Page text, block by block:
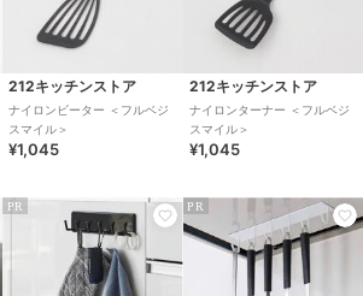
212キッチンストア
ナイロンビーター ＜フルベジ
スマイル＞
¥1,045
212キッチンストア
ナイロンターナー ＜フルベジ
スマイル＞
¥1,045
PR PR